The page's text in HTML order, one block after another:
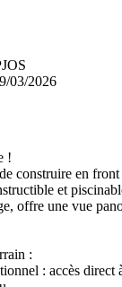
03/2026
!
construire en
et
offre une vue
:
: accès direct